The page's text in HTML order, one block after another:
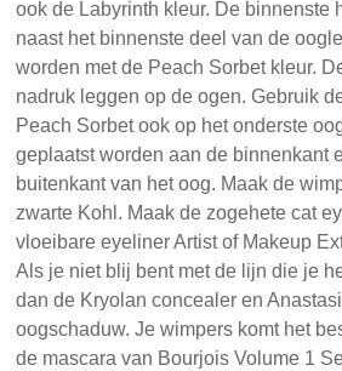
ook de Labyrinth kleur. De binnenste
naast het binnenste deel van de
worden met de Peach Sorbet kleur.
nadruk leggen op de ogen. Gebruik
Peach Sorbet ook op het onderste
geplaatst worden aan de binnenkant
buitenkant van het oog. Maak de
zwarte Kohl. Maak de zogehete cat
vloeibare eyeliner Artist of Makeup
Als je niet blij bent met de lijn die je
dan de Kryolan concealer en
oogschaduw. Je wimpers komt het
de mascara van Bourjois Volume 1